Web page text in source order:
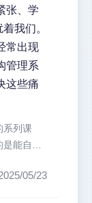
张、学
我们。
常出现
管理系
这些痛
系列课
能自动
05/23